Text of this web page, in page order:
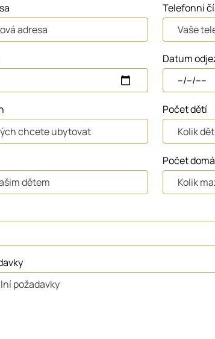
Telefonní
Datum
Počet dětí
Počet